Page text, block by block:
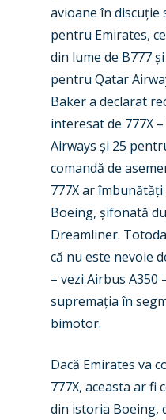
avioane în discuție
pentru Emirates,
din lume de B777
pentru Qatar
Baker a declarat
interesat de 777X
Airways și 25
comandă de
777X ar
Boeing, șifonată
Dreamliner.
că nu este nevoie
– vezi Airbus
supremația în
bimotor.
Dacă Emirates va
777X, aceasta ar fi
din istoria Boeing,